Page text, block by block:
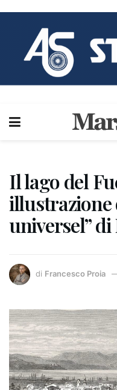
Il lago del
illustrazione
universel” di
di Francesco Proia